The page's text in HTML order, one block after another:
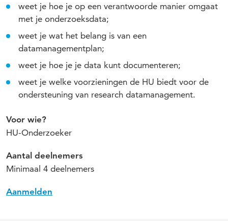
weet je hoe je op een verantwoorde manier omgaat
met je onderzoeksdata;
weet je wat het belang is van een
datamanagementplan;
weet je hoe je je data kunt documenteren;
weet je welke voorzieningen de HU biedt voor de
ondersteuning van research datamanagement.
Voor wie?
HU-Onderzoeker
Aantal deelnemers
Minimaal 4 deelnemers
Aanmelden